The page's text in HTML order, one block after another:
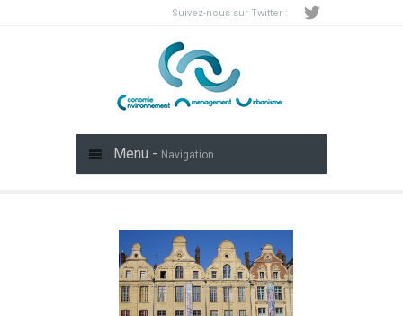
Suivez-nous sur Twitter :
Menu - Navigation